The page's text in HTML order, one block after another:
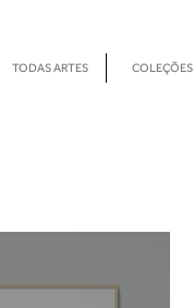
TODAS ARTES COLEÇÕES